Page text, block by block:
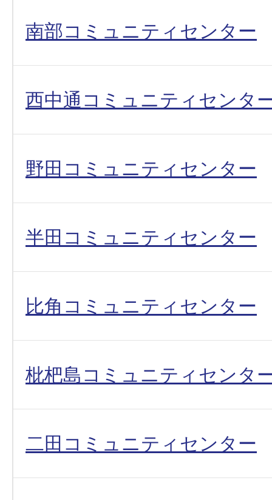
南部コミュニティセンター
西中通コミュニティセンタ
野田コミュニティセンター
半田コミュニティセンター
比角コミュニティセンター
枇杷島コミュニティセンタ
二田コミュニティセンター